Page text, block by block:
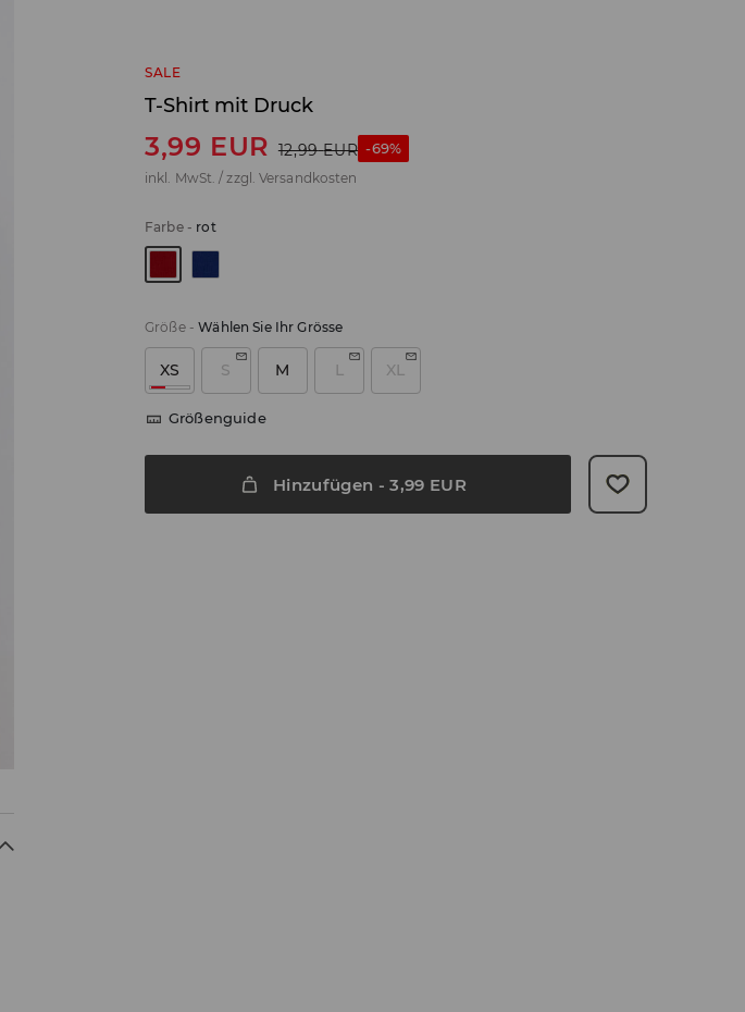
SALE
T-Shirt mit Druck
3,99 EUR 12,99 EUR -69%
inkl. MwSt. / zzgl. Versandkosten
Farbe- rot
Größe-Wählen Sie Ihr Grösse
XS S M L XL
Größenguide
Hinzufügen -3,99 EUR